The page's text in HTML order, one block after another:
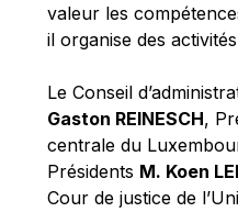
Paolo Mengozzi
Paschal
Pat Cox
Patrizia Nanz
Philippe
Pierre
valeur les
il organise des
Le Conseil
Gaston REINESCH,
centrale du
Présidents M. Koen
Cour de justice de